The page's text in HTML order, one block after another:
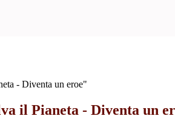
- Diventa un eroe"
il Pianeta - Diventa un